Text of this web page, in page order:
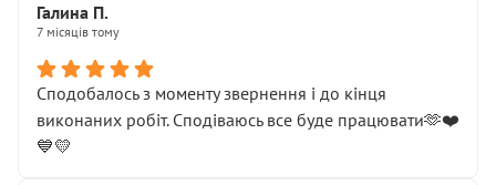
Галина П.
7 місяців тому
Сподобалось з моменту звернення і до кінця
виконаних робіт. Сподіваюсь все буде працювати🫶❤️
💙💛